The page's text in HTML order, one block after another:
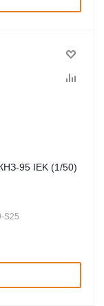
95 IEK (1/50)
S25